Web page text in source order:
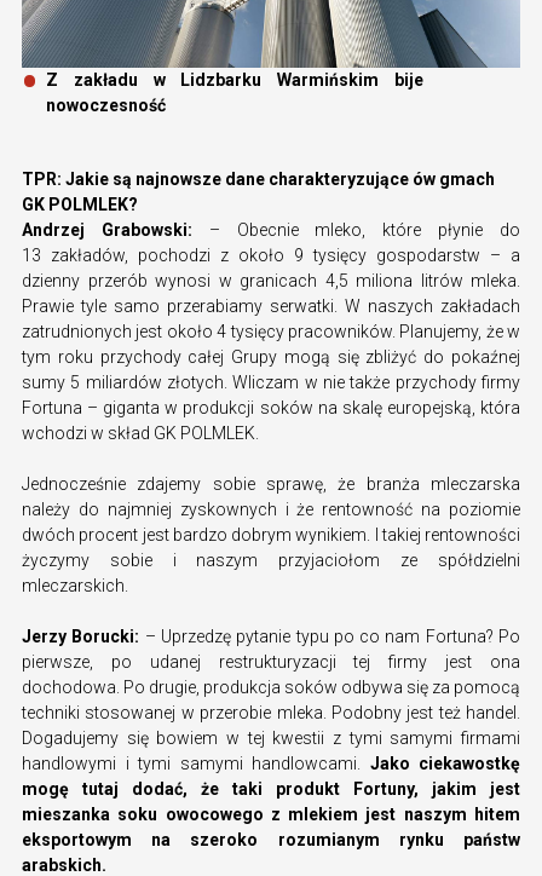
Z zakładu w Lidzbarku Warmińskim bije
nowoczesność
TPR: Jakie są najnowsze dane charakteryzujące ów gmach
GK POLMLEK?
Andrzej Grabowski: – Obecnie mleko, które płynie do
13 zakładów, pochodzi z około 9 tysięcy gospodarstw – a
dzienny przerób wynosi w granicach 4,5 miliona litrów mleka.
Prawie tyle samo przerabiamy serwatki. W naszych zakładach
zatrudnionych jest około 4 tysięcy pracowników. Planujemy, że w
tym roku przychody całej Grupy mogą się zbliżyć do pokaźnej
sumy 5 miliardów złotych. Wliczam w nie także przychody firmy
Fortuna – giganta w produkcji soków na skalę europejską, która
wchodzi w skład GK POLMLEK.
Jednocześnie zdajemy sobie sprawę, że branża mleczarska
należy do najmniej zyskownych i że rentowność na poziomie
dwóch procent jest bardzo dobrym wynikiem. I takiej rentowności
życzymy sobie i naszym przyjaciołom ze spółdzielni
mleczarskich.
Jerzy Borucki: – Uprzedzę pytanie typu po co nam Fortuna? Po
pierwsze, po udanej restrukturyzacji tej firmy jest ona
dochodowa. Po drugie, produkcja soków odbywa się za pomocą
techniki stosowanej w przerobie mleka. Podobny jest też handel.
Dogadujemy się bowiem w tej kwestii z tymi samymi firmami
handlowymi i tymi samymi handlowcami.
Jako ciekawostkę
mogę tutaj dodać, że taki produkt Fortuny, jakim jest
mieszanka soku owocowego z mlekiem jest naszym hitem
eksportowym na szeroko rozumianym rynku państw
arabskich.